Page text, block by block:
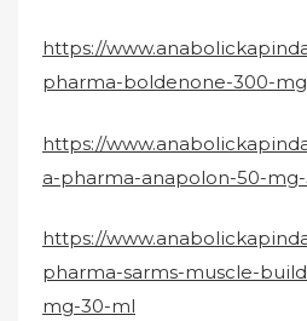
https://
pharma-boldenone-300-
https://
a-pharma-anapolon-50-
https://
pharma-sarms-muscle-
mg-30-ml